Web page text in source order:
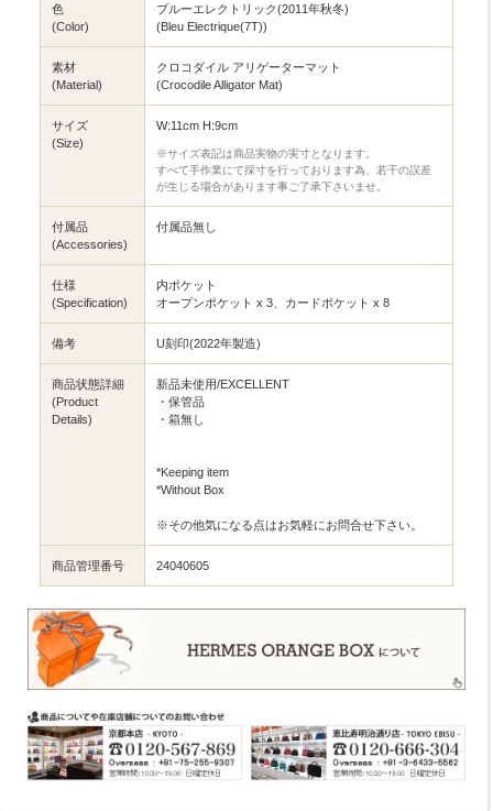
色
(Color)
ブルーエレクトリック(2011年秋冬)
(Bleu Electrique(7T))
素材
(Material)
クロコダイル アリゲーターマット
(Crocodile Alligator Mat)
サイズ
(Size)
W:11cm H:9cm
※サイズ表記は商品実物の実寸となります。
すべて手作業にて採寸を行っております為、若干の誤差
が生じる場合があります事ご了承下さいませ。
付属品
(Accessories)
付属品無し
仕様
(Specification)
内ポケット
オープンポケット x 3、カードポケット x 8
備考 U刻印(2022年製造)
商品状態詳細
(Product
Details)
新品未使用/EXCELLENT
・保管品
・箱無し
*Keeping item
*Without Box
※その他気になる点はお気軽にお問合せ下さい。
商品管理番号 24040605